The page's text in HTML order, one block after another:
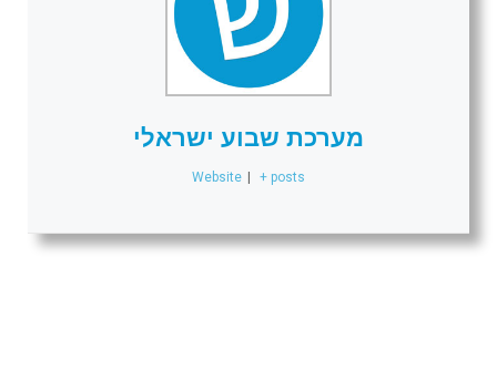
מערכת שבוע ישראלי
Website | + posts